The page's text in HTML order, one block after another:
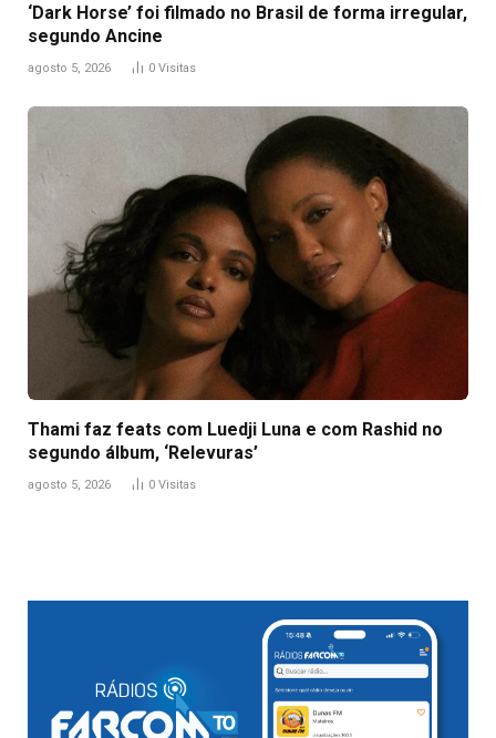
‘Dark Horse’ foi filmado no Brasil de forma irregular,
segundo Ancine
agosto 5, 2026 0 Visitas
Thami faz feats com Luedji Luna e com Rashid no
segundo álbum, ‘Relevuras’
agosto 5, 2026 0 Visitas